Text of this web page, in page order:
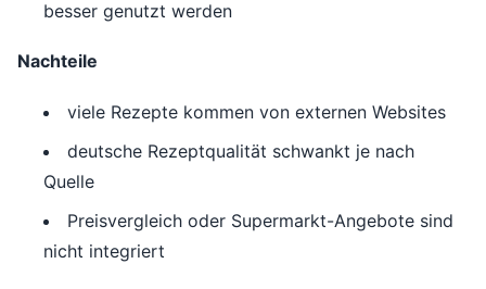
besser genutzt werden
Nachteile
viele Rezepte kommen von externen Websites
deutsche Rezeptqualität schwankt je nach
Quelle
Preisvergleich oder Supermarkt-Angebote sind
nicht integriert